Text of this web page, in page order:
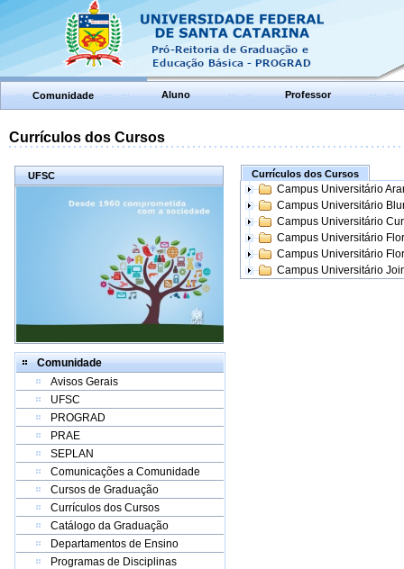
Comunidade Aluno Professor
Currículos dos Cursos
UFSC
Comunidade
Avisos Gerais
UFSC
PROGRAD
PRAE
SEPLAN
Comunicações a Comunidade
Cursos de Graduação
Currículos dos Cursos
Catálogo da Graduação
Departamentos de Ensino
Programas de Disciplinas
Currículos dos Cursos
Campus Universitário
Campus Universitário
Campus Universitário
Campus Universitário
Campus Universitário
Campus Universitário